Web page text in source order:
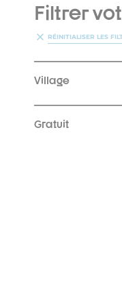
Filtrer
RÉINITIALISER LES
Village
Gratuit